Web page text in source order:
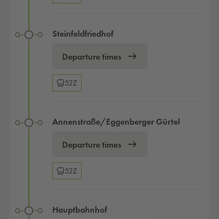
Steinfeldfriedhof
Departure times
Changeover options
52Z
Annenstraße/Eggenberger Gürtel
Departure times
Changeover options
52Z
Hauptbahnhof